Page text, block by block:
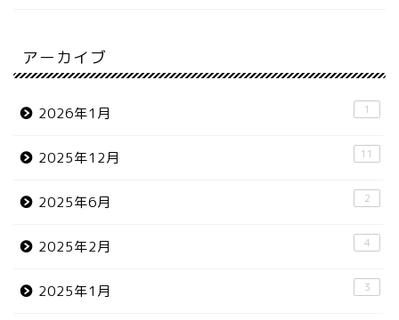
アーカイブ
2026年1月 1
2025年12月 11
2025年6月 2
2025年2月 4
2025年1月 3